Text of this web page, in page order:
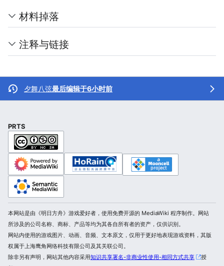
材料掉落
注释与链接
夕舞八弦最后编辑于6小时前
PRTS
本网站是由《明日方舟》游戏爱好者，使用免费开源的 MediaWiki 程序制作。网站
所涉及的公司名称、商标、产品等均为其各自所有者的资产，仅供识别。
网站内使用的游戏图片、动画、音频、文本原文，仅用于更好地表现游戏资料，其版
权属于上海鹰角网络科技有限公司及其关联公司。
除非另有声明，网站其他内容采用知识共享署名-非商业性使用-相同方式共享
授